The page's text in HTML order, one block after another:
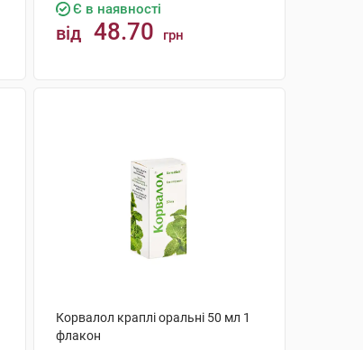
Є в наявності
від 48.70 грн
Корвалол краплі оральні 50 мл 1
флакон